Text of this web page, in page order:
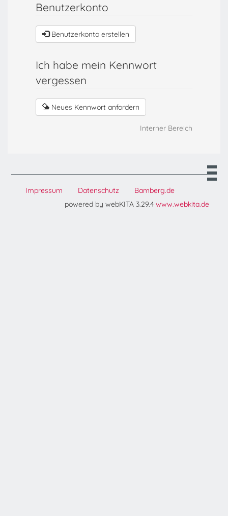
Benutzerkonto
Benutzerkonto erstellen
Ich habe mein Kennwort
vergessen
Neues Kennwort anfordern
Interner Bereich
Impressum Datenschutz
Bamberg.de
powered by webKITA 3.29.4 www.webkita.de